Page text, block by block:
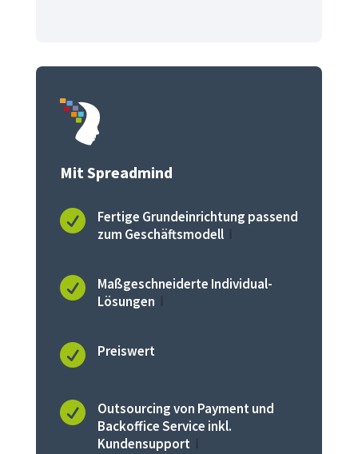
Mit Spreadmind

Fertige Grundeinrichtung passend
zum Geschäftsmodell ℹ️

Maßgeschneiderte Individual-
Lösungen ℹ️
 Preiswert

Outsourcing von Payment und
Backoffice Service inkl.
Kundensupport ℹ️